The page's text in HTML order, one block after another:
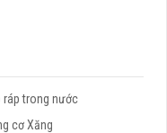
ráp trong nước
cơ Xăng